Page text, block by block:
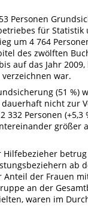
Personen
für
um 4 764
des zwölften
auf das Jahr
verzeichnen war.
(51 %)
nicht zur
Personen
größer
ab
der Frauen
an der
waren im